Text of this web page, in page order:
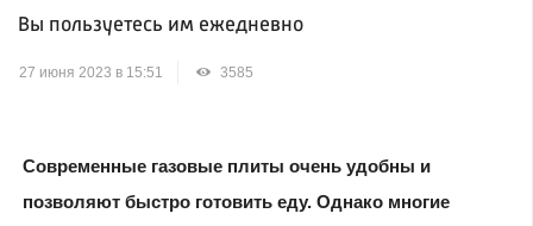
Вы пользуетесь им ежедневно
27 июня 2023 в 15:51 3585
Современные газовые плиты очень удобны и
позволяют быстро готовить еду. Однако многие